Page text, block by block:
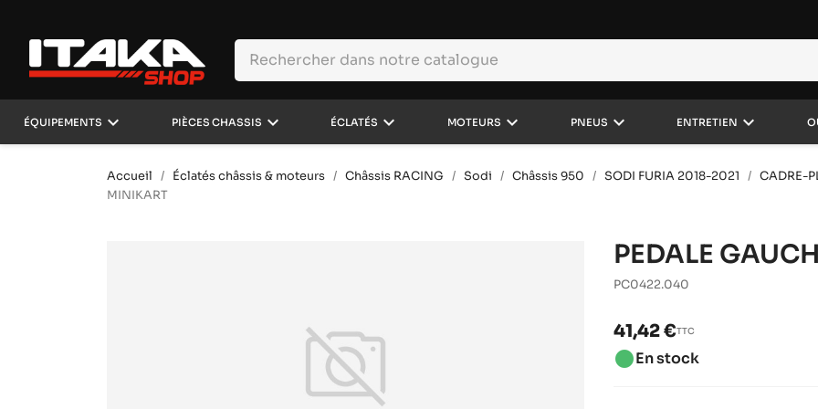
ÉQUIPEMENTS keyboard_arrow_down PIÈCES CHASSIS keyboard_arrow_down ÉCLATÉS keyboard_arrow_down MOTEURS keyboard_arrow_down PNEUS keyboard_arrow_down ENTRETIEN keyboard_arrow_down
Accueil Éclatés châssis & moteurs Châssis RACING Sodi Châssis 950 SODI FURIA 2018-2021 CADRE-
MINIKART
PEDALE
PC0422.040
41,42 €TTC
brightness_1En stock